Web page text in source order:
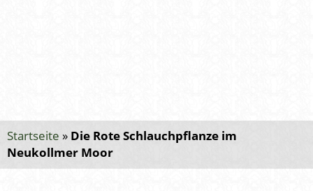
Startseite » Die Rote Schlauchpflanze im
Neukollmer Moor